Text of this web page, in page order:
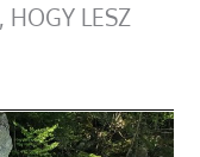
HOGY LESZ